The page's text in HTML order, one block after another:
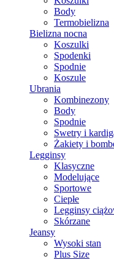
Body
Termobielizna
Bielizna nocna
Koszulki
Spodenki
Spodnie
Koszule
Ubrania
Kombinezony
Body
Spodnie
Swetry i
Żakiety i
Legginsy
Klasyczne
Modelujące
Sportowe
Ciepłe
Legginsy
Skórzane
Jeansy
Wysoki stan
Plus Size